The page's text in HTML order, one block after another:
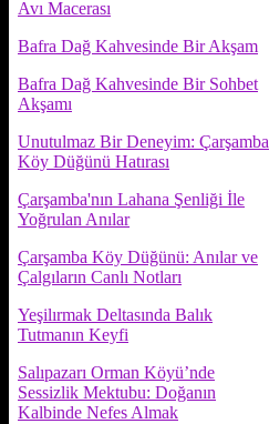
Avı Macerası
Bafra Dağ Kahvesinde Bir Akşam
Bafra Dağ Kahvesinde Bir Sohbet
Akşamı
Unutulmaz Bir Deneyim: Çarşamba
Köy Düğünü Hatırası
Çarşamba'nın Lahana Şenliği İle
Yoğrulan Anılar
Çarşamba Köy Düğünü: Anılar ve
Çalgıların Canlı Notları
Yeşilırmak Deltasında Balık
Tutmanın Keyfi
Salıpazarı Orman Köyü’nde
Sessizlik Mektubu: Doğanın
Kalbinde Nefes Almak